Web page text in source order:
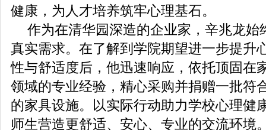
健康，为人才培养筑牢心理基石。
作为在清华园深造的企业家，辛兆龙始
真实需求。在了解到学院期望进一步提升
性与舒适度后，他迅速响应，依托顶固在
领域的专业经验，精心采购并捐赠一批符
的家具设施。以实际行动助力学校心理健
师生营造更舒适、安心、专业的交流环境